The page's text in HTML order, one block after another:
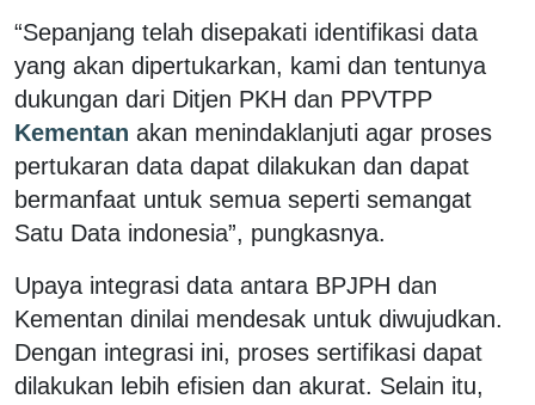
“Sepanjang telah disepakati identifikasi data
yang akan dipertukarkan, kami dan tentunya
dukungan dari Ditjen PKH dan PPVTPP
Kementan akan menindaklanjuti agar proses
pertukaran data dapat dilakukan dan dapat
bermanfaat untuk semua seperti semangat
Satu Data indonesia”, pungkasnya.
Upaya integrasi data antara BPJPH dan
Kementan dinilai mendesak untuk diwujudkan.
Dengan integrasi ini, proses sertifikasi dapat
dilakukan lebih efisien dan akurat. Selain itu,